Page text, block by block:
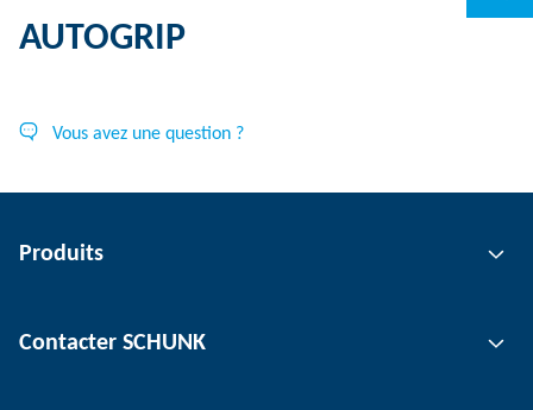
AUTOGRIP
Vous avez une question ?
Produits
Technologie d'automatisation
Contacter SCHUNK